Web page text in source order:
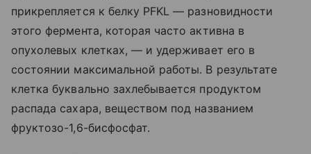
прикрепляется к белку PFKL — разновидности
этого фермента, которая часто активна в
опухолевых клетках, — и удерживает его в
состоянии максимальной работы. В результате
клетка буквально захлебывается продуктом
распада сахара, веществом под названием
фруктозо-1,6-бисфосфат.